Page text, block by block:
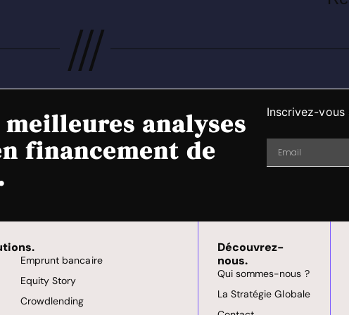
///
meilleures analyses
financement de
Inscrivez-vous
Emprunt bancaire
Equity Story
Crowdlending
Découvrez-
nous.
Qui sommes-nous ?
La Stratégie Globale